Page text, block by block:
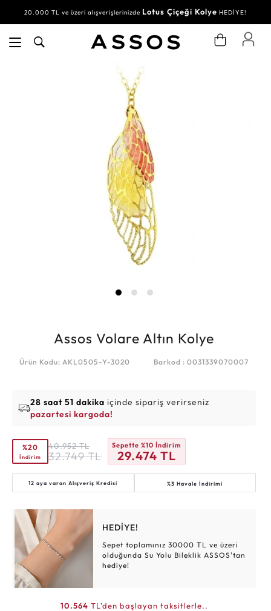
20.000 TL ve üzeri alışverişlerinizde Lotus Çiçeği Kolye HEDİYE!
Assos Volare Altın Kolye
Ürün Kodu: AKL0505-Y-3020 Barkod : 0031339070007
28 saat 51 dakika içinde sipariş verirseniz
pazartesi kargoda!
%20
İndirim
40.952 TL
32.749 TL
Sepette %10 İndirim
29.474 TL
12 aya varanAlışveriş Kredisi %3 Havale İndirimi
HEDİYE!
Sepet toplamınız 30000 TL ve üzeri
olduğunda Su Yolu Bileklik ASSOS'tan
hediye!
10.564 TL'den başlayan taksitlerle..